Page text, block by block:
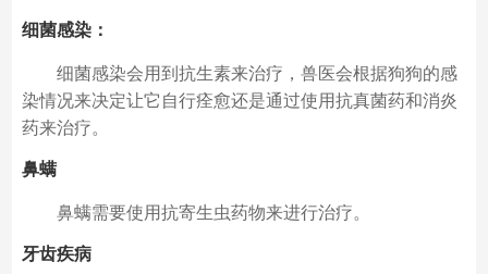
细菌感染：
细菌感染会用到抗生素来治疗，兽医会根据狗狗的感
染情况来决定让它自行痊愈还是通过使用抗真菌药和消炎
药来治疗。
鼻螨
鼻螨需要使用抗寄生虫药物来进行治疗。
牙齿疾病